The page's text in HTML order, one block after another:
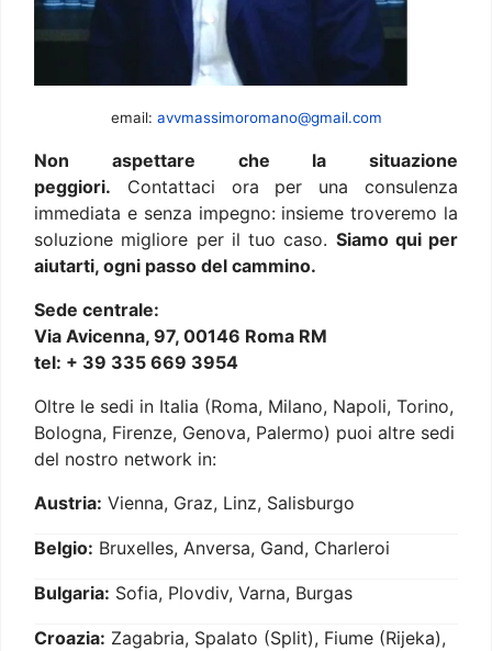
email: avvmassimoromano@gmail.com
Non aspettare che la situazione
peggiori. Contattaci ora per una consulenza
immediata e senza impegno: insieme troveremo la
soluzione migliore per il tuo caso. Siamo qui per
aiutarti, ogni passo del cammino.
Sede centrale:
Via Avicenna, 97, 00146 Roma RM
tel: + 39 335 669 3954
Oltre le sedi in Italia (Roma, Milano, Napoli, Torino,
Bologna, Firenze, Genova, Palermo) puoi altre sedi
del nostro network in:
Austria: Vienna, Graz, Linz, Salisburgo
Belgio: Bruxelles, Anversa, Gand, Charleroi
Bulgaria: Sofia, Plovdiv, Varna, Burgas
Croazia: Zagabria, Spalato (Split), Fiume (Rijeka),